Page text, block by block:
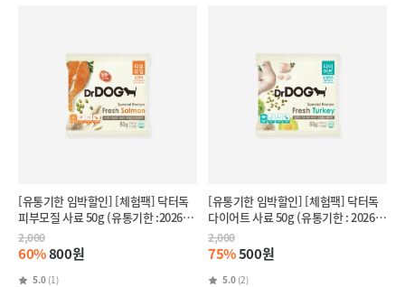
[유통기한 임박할인] [체험팩] 닥터독
피부모질 사료 50g (유통기한 :2026-
11-27)
2,000
60%800원
5.0 (1)
[유통기한 임박할인] [체험팩] 닥터독
다이어트 사료 50g (유통기한 : 2026-
10-01)
2,000
75%500원
5.0 (2)